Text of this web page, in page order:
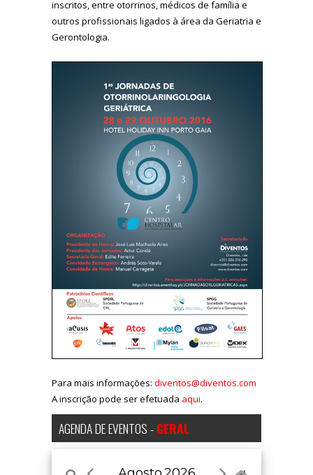
inscritos, entre otorrinos, médicos de família e
outros profissionais ligados à área da Geriatria e
Gerontologia.
Para mais informações: diventos@diventos.com
A inscrição pode ser efetuada aqui.
AGENDA DE EVENTOS -GERAL